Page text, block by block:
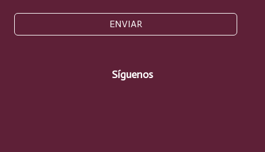
ENVIAR
Síguenos